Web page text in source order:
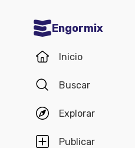
Engormix
Inicio
Buscar
Explorar
Publicar